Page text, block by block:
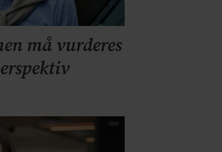
må vurderes